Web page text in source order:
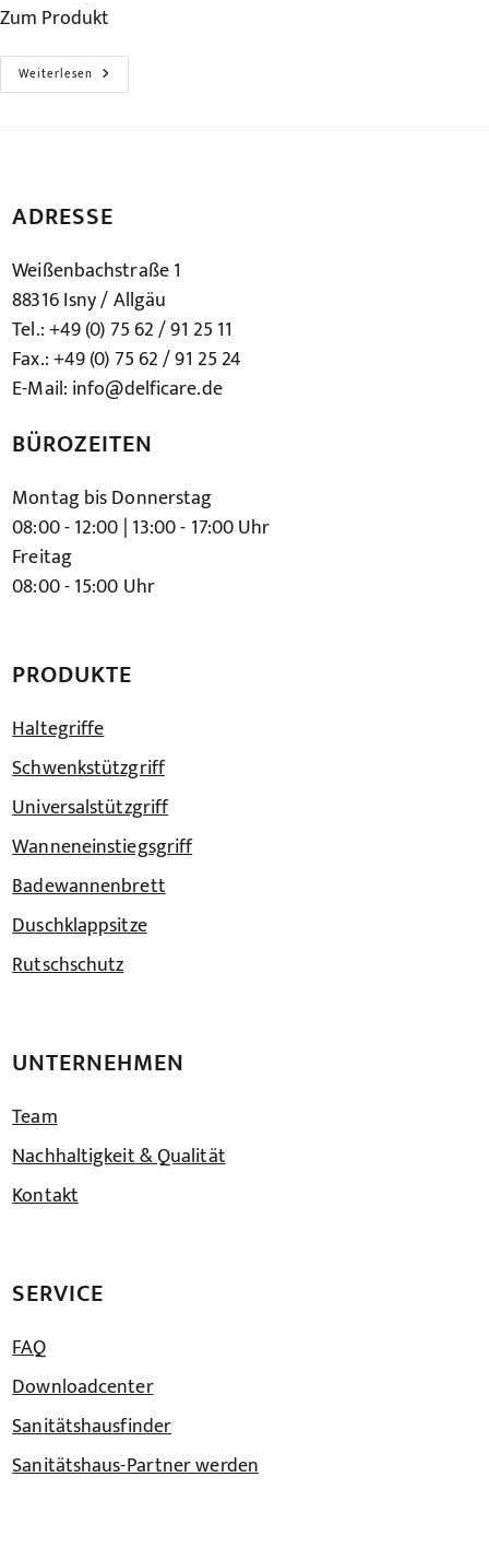
Zum Produkt
Weiterlesen Der
Premiumgriff
ADRESSE
Weißenbachstraße 1
88316 Isny / Allgäu
Tel.: +49 (0) 75 62 / 91 25 11
Fax.: +49 (0) 75 62 / 91 25 24
E-Mail: info@delficare.de
BÜROZEITEN
Montag bis Donnerstag
08:00 - 12:00 | 13:00 - 17:00 Uhr
Freitag
08:00 - 15:00 Uhr
PRODUKTE
Haltegriffe
Schwenkstützgriff
Universalstützgriff
Wanneneinstiegsgriff
Badewannenbrett
Duschklappsitze
Rutschschutz
UNTERNEHMEN
Team
Nachhaltigkeit & Qualität
Kontakt
SERVICE
FAQ
Downloadcenter
Sanitätshausfinder
Sanitätshaus-Partner werden